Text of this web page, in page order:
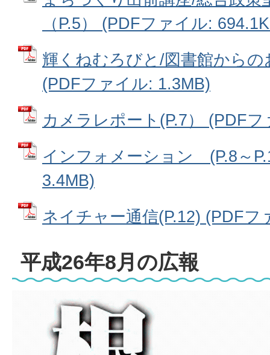
（P.5） (PDFファイル:
輝くねむろびと/図書館からの
(PDFファイル: 1.3MB)
カメラレポート(P.7） (PDF
インフォメーション (P.8～
3.4MB)
ネイチャー通信(P.12) (PDFフ
平成26年8月の広報